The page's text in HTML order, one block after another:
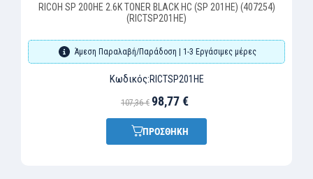
RICOH SP 200HE 2.6K TONER BLACK HC (SP 201HE) (407254)
(RICTSP201HE)
Άμεση Παραλαβή/Παράδοση | 1-3 Εργάσιμες μέρες
Κωδικός:RICTSP201HE
107,36 € 98,77 €
ΠΡΟΣΘΗΚΗ